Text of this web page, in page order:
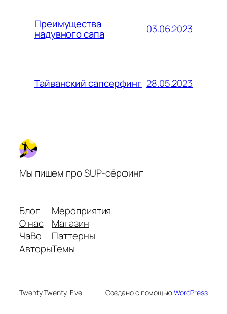
Преимущества
надувного сапа 03.06.2023
Тайванский сапсерфинг 28.05.2023
Мы пишем про SUP-сёрфинг
Блог
О нас
ЧаВо
Авторы
Мероприятия
Магазин
Паттерны
Темы
Twenty Twenty-Five Создано с помощьюWordPress